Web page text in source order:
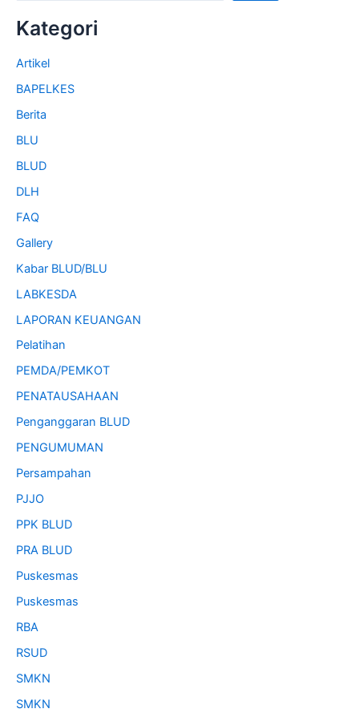
Kategori
Artikel
BAPELKES
Berita
BLU
BLUD
DLH
FAQ
Gallery
Kabar BLUD/BLU
LABKESDA
LAPORAN KEUANGAN
Pelatihan
PEMDA/PEMKOT
PENATAUSAHAAN
Penganggaran BLUD
PENGUMUMAN
Persampahan
PJJO
PPK BLUD
PRA BLUD
Puskesmas
Puskesmas
RBA
RSUD
SMKN
SMKN